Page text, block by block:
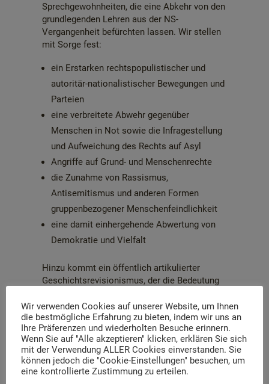
Sprechgewohnheiten, die eine Abkehr von den
grundlegenden Lehren aus der NS-
Vergangenheit befürchten lassen. Wir stellen
mit Sorge fest:
ein Erstarken rechtspopulistischer und
autoritär-nationalistischer Bewegungen und
Parteien
eine verbreitete Abwehr gegenüber
Menschen in Not sowie die Infragestellung
und Aufweichung des Rechts auf Asyl
Angriffe auf Grund- und Menschenrechte
die Zunahme von Rassismus,
Antisemitismus und anderen Formen
gruppenbezogener Menschenfeindlichkeit
eine damit einhergehende Abwertung von
Demokratie und Vielfalt
Hinzu kommt ein öffentlich artikulierter
Geschichtsrevisionismus, der die Bedeutung
Nationalsozialismus als grundlegende
Orientierung der deutschen Gesellschaft in der
Gegenwart angreift und durch ein
nationalistisches Selbstbild ersetzen möchte.
Diesen aktuellen Entwicklungen treten wir mit
unserer täglichen Arbeit in der historisch-
Wir verwenden Cookies auf unserer Website, um Ihnen
die bestmögliche Erfahrung zu bieten, indem wir uns an
Ihre Präferenzen und wiederholten Besuche erinnern.
Wenn Sie auf "Alle akzeptieren" klicken, erklären Sie sich
mit der Verwendung ALLER Cookies einverstanden. Sie
können jedoch die "Cookie-Einstellungen" besuchen, um
eine kontrollierte Zustimmung zu erteilen.